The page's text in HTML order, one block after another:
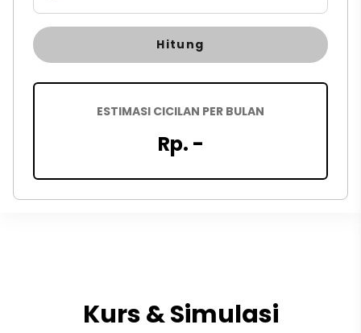
Hitung
ESTIMASI CICILAN PER BULAN
Rp. -
Kurs & Simulasi